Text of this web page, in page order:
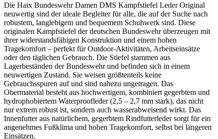
Die Haix Bundeswehr Damen DMS Kampfstiefel Leder Original
neuwertig sind der ideale Begleiter für alle, die auf der Suche nach
robustem, langlebigem und bequemem Schuhwerk sind. Diese
originalen Kampfstiefel der deutschen Bundeswehr überzeugen mit
ihrer widerstandsfähigen Konstruktion und einem hohen
Tragekomfort – perfekt für Outdoor-Aktivitäten, Arbeitseinsätze
oder den täglichen Gebrauch. Die Stiefel stammen aus
Lagerbeständen der Bundeswehr und befinden sich in einem
neuwertigen Zustand. Sie weisen größtenteils keine
Gebrauchsspuren auf und sind nahezu ungetragen. Das
Obermaterial besteht aus hochwertigem, kombiniert gegerbtem und
hydrophobiertem Waterproofleder (2,5 – 2,7 mm stark), das nicht
nur extrem robust ist, sondern auch wasserabweisend wirkt. Das
Innenfutter aus natürlichem, gegerbtem Rindfutterleder sorgt für ein
angenehmes Fußklima und hohen Tragekomfort, selbst bei längeren
Einsätzen.